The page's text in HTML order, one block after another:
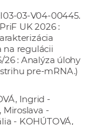
03-V04-00445.
UK 2026 :
na regulácii
26 : Analýza úlohy
pre-mRNA.)
Ingrid -
Miroslava -
- KOHÚTOVÁ,